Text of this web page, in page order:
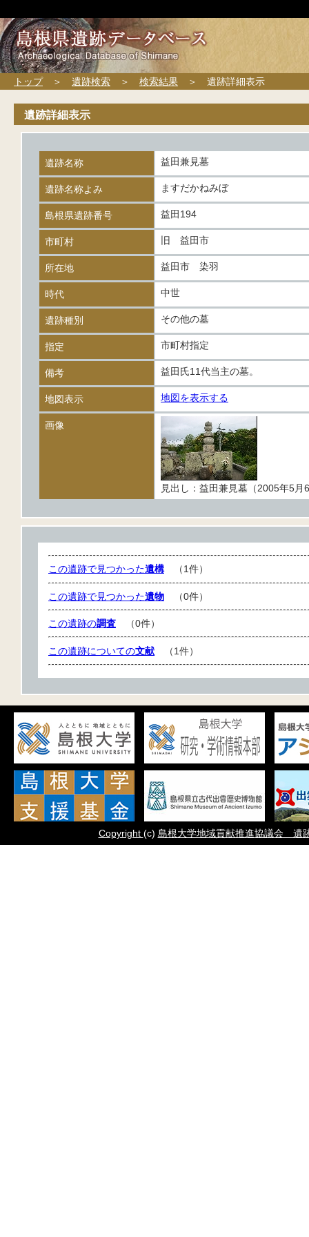
トップ＞ 遺跡検索 ＞ 検索結果 ＞ 遺跡詳細表示
遺跡詳細表示
遺跡名称 益田兼見墓
遺跡名称よみ ますだかねみぼ
島根県遺跡番号 益田194
市町村 旧 益田市
所在地 益田市 染羽
時代 中世
遺跡種別 その他の墓
指定 市町村指定
備考 益田氏11代当主の墓。
地図表示 地図を表示する
画像
見出し：益田兼見墓（2005年5月
この遺跡で見つかった遺構（1件）
この遺跡で見つかった遺物 （0件）
この遺跡の調査 （0件）
この遺跡についての文献 （1件）
Copyright (c) 島根大学地域貢献推進協議会 遺